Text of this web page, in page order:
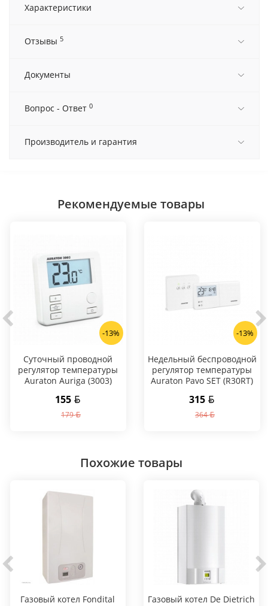
Характеристики
Отзывы 5
Документы
Вопрос - Ответ 0
Производитель и гарантия
Рекомендуемые товары
-13%
Суточный проводной
регулятор температуры
Auraton Auriga (3003)
155
179
-13%
Hедельный беспроводной
регулятор температуры
Auraton Pavo SET (R30RT)
315
364
Похожие товары
Газовый котел Fondital
Газовый котел De Dietrich